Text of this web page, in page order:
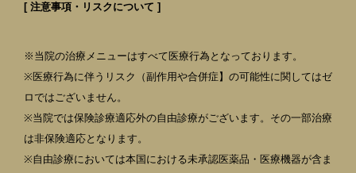
[ 注意事項・リスクについて ]
※当院の治療メニューはすべて医療行為となっております。
※医療行為に伴うリスク（副作用や合併症】の可能性に関してはゼ
ロではございません。
※当院では保険診療適応外の自由診療がございます。その一部治療
は非保険適応となります。
※自由診療においては本国における未承認医薬品・医療機器が含ま